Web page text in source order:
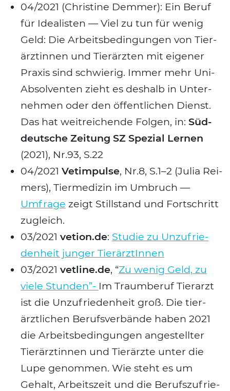
04/2021 (Chris­ti­ne Dem­mer): Ein Beruf
für Idea­lis­ten — Viel zu tun für wenig
Geld: Die Arbeits­be­din­gun­gen von Tier­
ärz­tin­nen und Tier­ärz­ten mit eige­ner
Pra­xis sind schwie­rig. Immer mehr Uni-
Absol­ven­ten zieht es des­halb in Unter­
neh­men oder den öffent­li­chen Dienst.
Das hat weit­rei­chen­de Fol­gen, in: Süd­
deut­sche Zei­tung SZ Spe­zi­al Ler­nen
(2021), Nr.93, S.22
04/2021 Vet­im­pul­se, Nr.8, S.1–2 (Julia Rei­
mers), Tier­me­di­zin im Umbruch —
Umfra­ge zeigt Still­stand und Fort­schritt
zugleich.
03/2021 vetion.de: Stu­die zu Unzu­frie­
den­heit jun­ger Tier­ärz­tIn­nen
03/2021 vetline.de, “Zu wenig Geld, zu
vie­le Stun­den”- Im Traum­be­ruf Tier­arzt
ist die Unzu­frie­den­heit groß. Die tier­
ärzt­li­chen Berufs­ver­bän­de haben 2021
die Arbeits­be­din­gun­gen ange­stell­ter
Tier­ärz­tin­nen und Tier­ärz­te unter die
Lupe genom­men. Wie steht es um
Gehalt, Arbeits­zeit und die Berufs­zu­frie­